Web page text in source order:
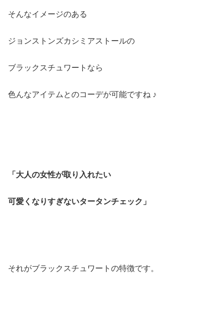
そんなイメージのある
ジョンストンズカシミアストールの
ブラックスチュワートなら
色んなアイテムとのコーデが可能ですね ♪
「大人の女性が取り入れたい
可愛くなりすぎないタータンチェック」
それがブラックスチュワートの特徴です。